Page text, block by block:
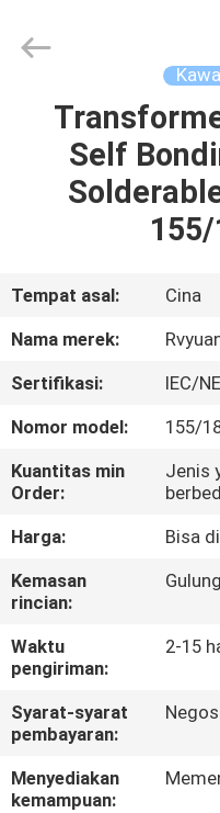
RUMAH
PRODUK
TENTANG
WISATA
PABRIK
KONTROL
KUALITAS
HUBUNGI
KAMI
BERITA
Material
Co,.Ltd.
Self
155/
Tempat asal:
Cina
Nama merek:
Sertifikasi:
IEC/
Nomor model:
155/
Kuantitas min
Order:
Jenis
Harga:
Bisa
Kemasan
rincian:
Waktu
pengiriman:
2-15
Syarat-syarat
pembayaran:
Menyediakan
kemampuan: